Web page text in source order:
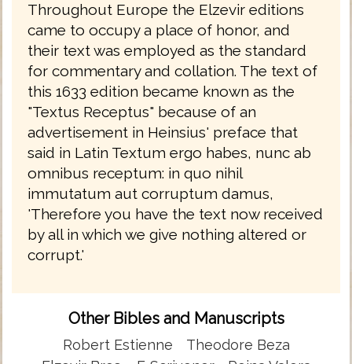
Throughout Europe the Elzevir editions
came to occupy a place of honor, and
their text was employed as the standard
for commentary and collation. The text of
this 1633 edition became known as the
"Textus Receptus" because of an
advertisement in Heinsius' preface that
said in Latin Textum ergo habes, nunc ab
omnibus receptum: in quo nihil
immutatum aut corruptum damus,
'Therefore you have the text now received
by all in which we give nothing altered or
corrupt.'
Other Bibles and Manuscripts
Robert Estienne
Theodore Beza